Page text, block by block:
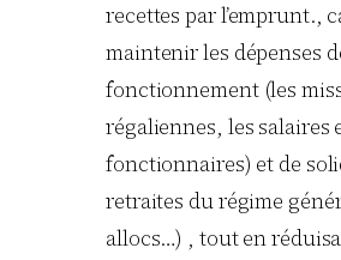
recettes par l’emprunt.,
maintenir les dépenses
fonctionnement (les
régaliennes, les salaires
fonctionnaires) et de
retraites du régime
allocs…) , tout en